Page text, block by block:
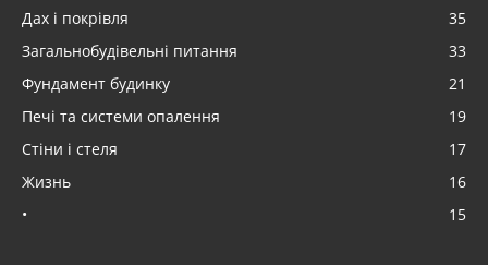
Дах і покрівля
35
Загальнобудівельні питання
33
Фундамент будинку
21
Печі та системи опалення
19
Стіни і стеля
17
Жизнь
16
•
15